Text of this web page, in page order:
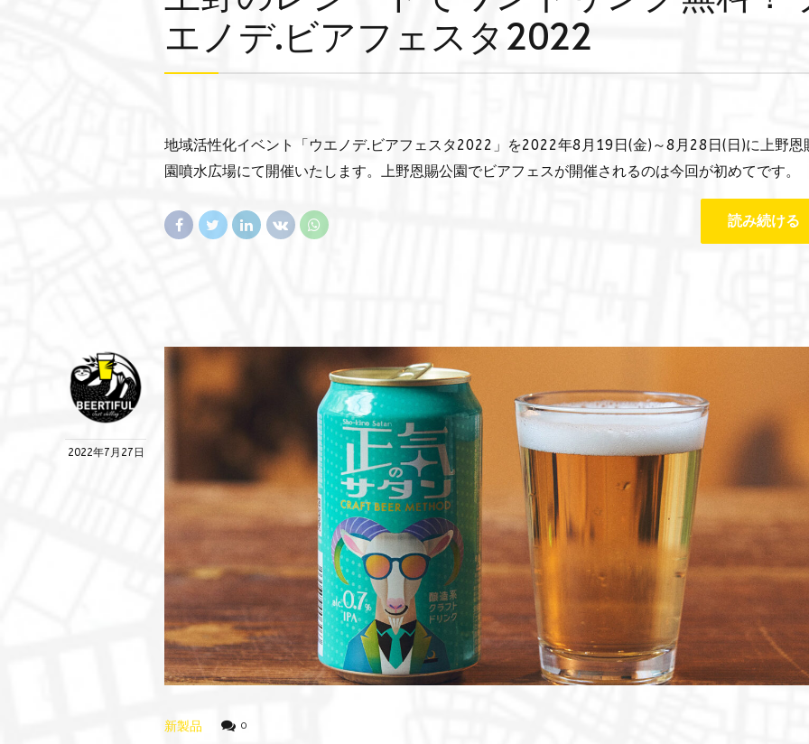
エノデ.ビアフェスタ2022
地域活性化イベント「ウエノデ.ビアフェスタ2022」を2022年8月19日(金)～8月28日(日)に上野恩
園噴水広場にて開催いたします。上野恩賜公園でビアフェスが開催されるのは今回が初めてです。
読み続ける
2022年7月27日
新製品 0